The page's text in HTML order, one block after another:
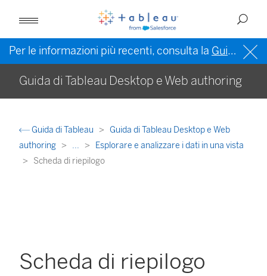
Per le informazioni più recenti, consulta la Guida di Tableau in inglese (Stati Uniti)
Guida di Tableau Desktop e Web authoring
Guida di Tableau
Guida di Tableau Desktop e Web
authoring
...
Esplorare e analizzare i dati in una vista
Scheda di riepilogo
Scheda di riepilogo